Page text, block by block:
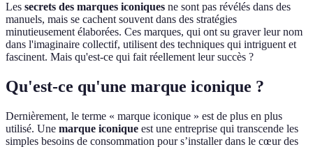
Les secrets des marques iconiques ne sont pas révélés dans des
manuels, mais se cachent souvent dans des stratégies
minutieusement élaborées. Ces marques, qui ont su graver leur nom
dans l'imaginaire collectif, utilisent des techniques qui intriguent et
fascinent. Mais qu'est-ce qui fait réellement leur succès ?
Qu'est-ce qu'une marque iconique ?
Dernièrement, le terme « marque iconique » est de plus en plus
utilisé. Une marque iconique est une entreprise qui transcende les
simples besoins de consommation pour s’installer dans le cœur des